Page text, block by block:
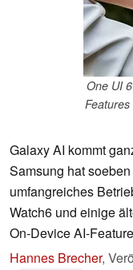
One UI
Galaxy AI kommt
Samsung hat
umfangreiches
Watch6 und einige
On-Device AI-
Hannes Brecher,